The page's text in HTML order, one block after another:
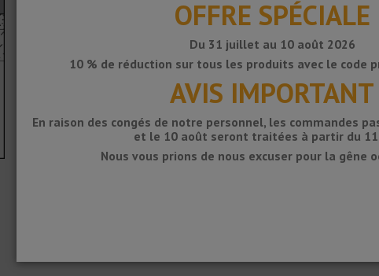
OFFRE SPÉCIALE
Du 31 juillet au 10 août 2026
10 % de réduction sur tous les produits avec le code
AVIS IMPORTANT
En raison des congés de notre personnel, les commandes
et le 10 août seront traitées à partir du
Nous vous prions de nous excuser pour la gêne